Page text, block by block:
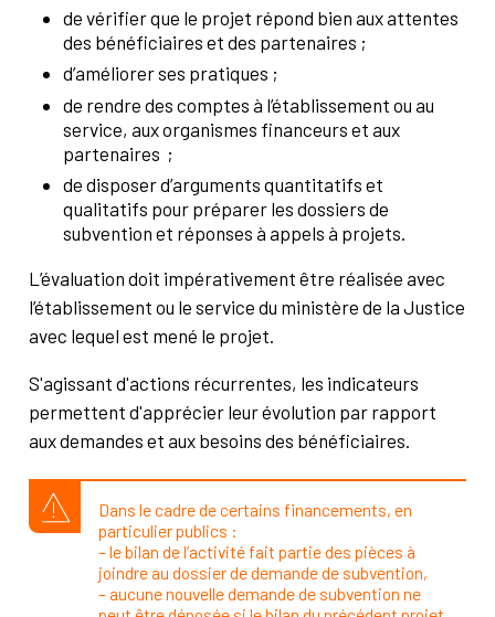
de vérifier que le projet répond bien aux attentes
des bénéficiaires et des partenaires ;
d’améliorer ses pratiques ;
de rendre des comptes à l’établissement ou au
service, aux organismes financeurs et aux
partenaires ;
de disposer d’arguments quantitatifs et
qualitatifs pour préparer les dossiers de
subvention et réponses à appels à projets.
L’évaluation doit impérativement être réalisée avec
l’établissement ou le service du ministère de la Justice
avec lequel est mené le projet.
S'agissant d'actions récurrentes, les indicateurs
permettent d'apprécier leur évolution par rapport
aux demandes et aux besoins des bénéficiaires.
Dans le cadre de certains financements, en
particulier publics :
– le bilan de l’activité fait partie des pièces à
joindre au dossier de demande de subvention,
– aucune nouvelle demande de subvention ne